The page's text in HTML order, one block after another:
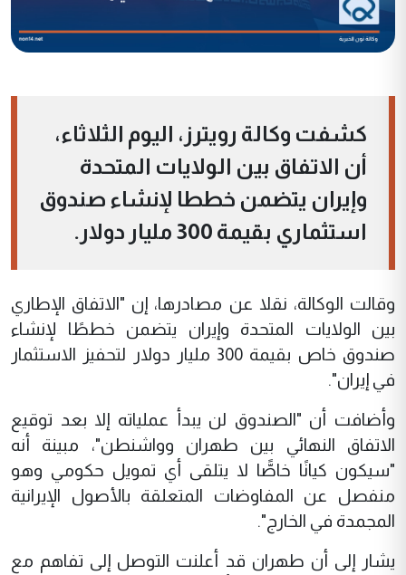
كشفت وكالة رويترز، اليوم الثلاثاء،
أن الاتفاق بين الولايات المتحدة
وإيران يتضمن خططا لإنشاء صندوق
استثماري بقيمة 300 مليار دولار.
وقالت الوكالة، نقلا عن مصادرها، إن "الاتفاق الإطاري
بين الولايات المتحدة وإيران يتضمن خططًا لإنشاء
صندوق خاص بقيمة 300 مليار دولار لتحفيز الاستثمار
في إيران".
وأضافت أن "الصندوق لن يبدأ عملياته إلا بعد توقيع
الاتفاق النهائي بين طهران وواشنطن"، مبينة أنه
"سيكون كيانًا خاصًّا لا يتلقى أي تمويل حكومي وهو
منفصل عن المفاوضات المتعلقة بالأصول الإيرانية
المجمدة في الخارج".
يشار إلى أن طهران قد أعلنت التوصل إلى تفاهم مع